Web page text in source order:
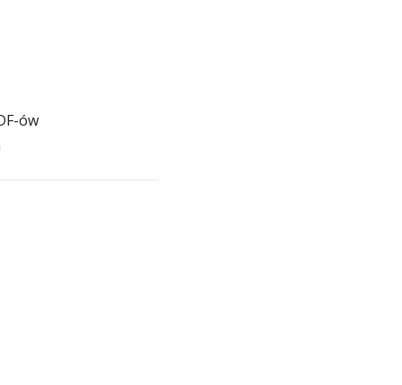
ów